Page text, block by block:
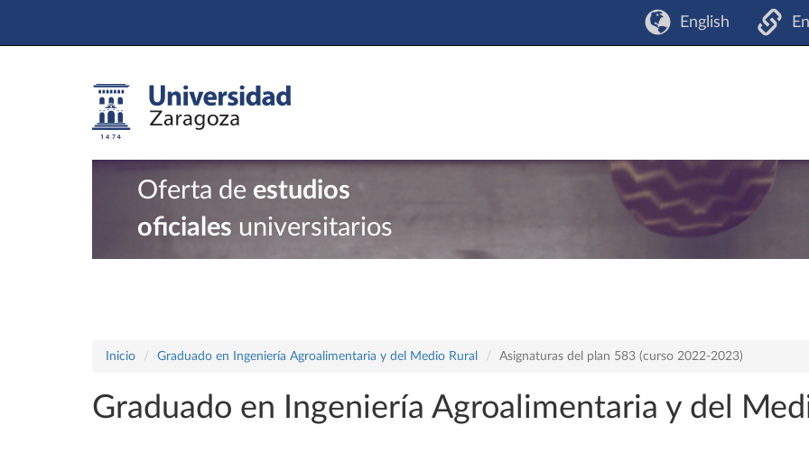
English
Oferta de estudios
oficiales universitarios
Inicio Graduado en Ingeniería Agroalimentaria y del Medio Rural Asignaturas del plan 583 (curso 2022-2023)
Graduado en Ingeniería Agroalimentaria y del